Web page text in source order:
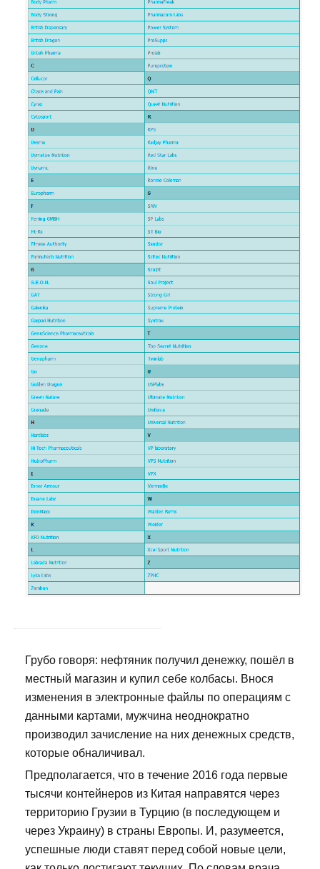
Грубо говоря: нефтяник получил денежку, пошёл в
местный магазин и купил себе колбасы. Внося
изменения в электронные файлы по операциям с
данными картами, мужчина неоднократно
производил зачисление на них денежных средств,
которые обналичивал.
Предполагается, что в течение 2016 года первые
тысячи контейнеров из Китая направятся через
территорию Грузии в Турцию (в последующем и
через Украину) в страны Европы. И, разумеется,
успешные люди ставят перед собой новые цели,